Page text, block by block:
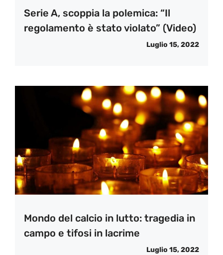
Serie A, scoppia la polemica: “Il
regolamento è stato violato” (Video)
Luglio 15, 2022
Mondo del calcio in lutto: tragedia in
campo e tifosi in lacrime
Luglio 15, 2022